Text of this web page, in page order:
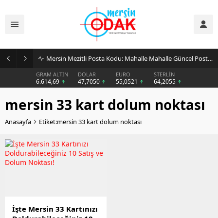
Mersin Mezitli Posta Kodu: Mahalle Mahalle Güncel Posta Kodu Rehberi
GRAM ALTIN
6.614,69
DOLAR
47,7050
EURO
55,0521
STERLİN
64,2055
mersin 33 kart dolum noktası
Anasayfa Etiket:mersin 33 kart dolum noktası
İşte Mersin 33 Kartınızı